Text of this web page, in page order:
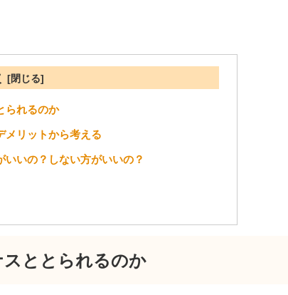
られるのか
メリットから考える
いの？しない方がいいの？
ととられるのか